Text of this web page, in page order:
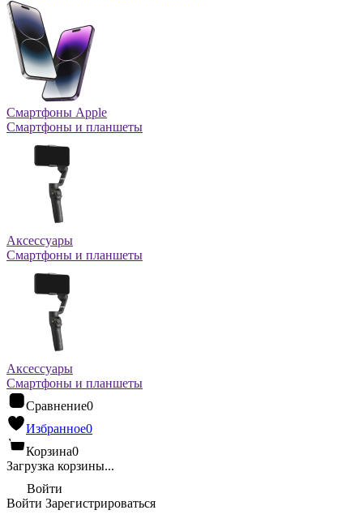
Смартфоны Apple
Смартфоны и планшеты
Аксессуары
Смартфоны и планшеты
Аксессуары
Смартфоны и планшеты
Сравнение0
Избранное0
Корзина0
Загрузка корзины...
Войти
Войти Зарегистрироваться